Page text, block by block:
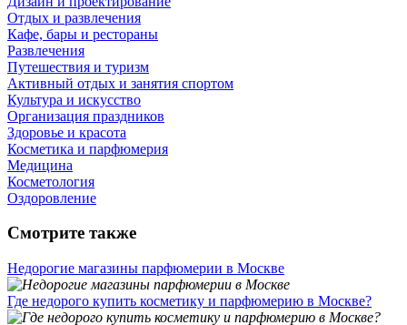
Отдых и развлечения
Кафе, бары и рестораны
Развлечения
Путешествия и туризм
Активный отдых и занятия спортом
Культура и искусство
Организация праздников
Здоровье и красота
Косметика и парфюмерия
Медицина
Косметология
Оздоровление
Смотрите также
Недорогие магазины парфюмерии в Москве
Где недорого купить косметику и парфюмерию в Москве?